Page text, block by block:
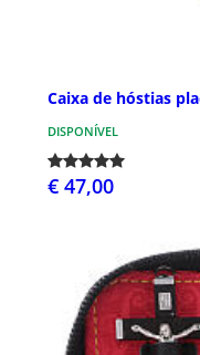
Caixa de hóstias
DISPONÍVEL
€ 47,00